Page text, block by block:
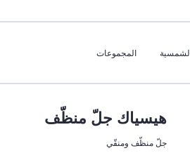
الشمسية المجموعات
هيسياك جلّ منظّف
جلّ منظّف ومنقّي